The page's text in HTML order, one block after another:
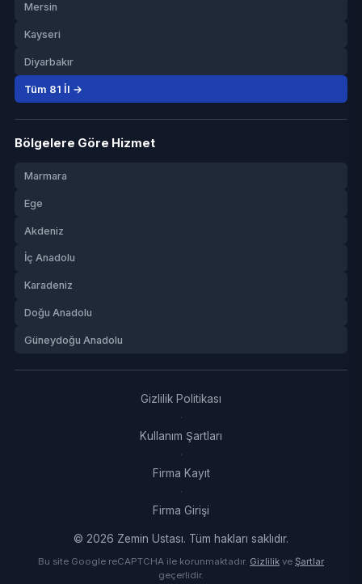
Mersin
Kayseri
Diyarbakır
Tüm 81 İl →
Bölgelere Göre Hizmet
Marmara
Ege
Akdeniz
İç Anadolu
Karadeniz
Doğu Anadolu
Güneydoğu Anadolu
Gizlilik Politikası
·
Kullanım Şartları
·
Firma Kayıt
·
Firma Girişi
© 2026 Zemin Ustası. Tüm hakları saklıdır.
Bu site Google reCAPTCHA ile korunmaktadır. Gizlilik ve Şartlar
geçerlidir.